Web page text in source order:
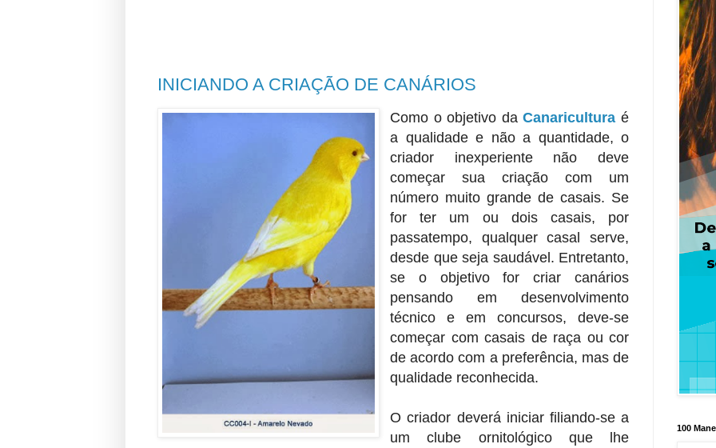
INICIANDO A CRIAÇÃO DE CANÁRIOS
Como o objetivo daCanaricultura é
a qualidade e não a quantidade, o
criador inexperiente não deve
começar sua criação com um
número muito grande de casais. Se
for ter um ou dois casais, por
passatempo, qualquer casal serve,
desde que seja saudável. Entretanto,
se o objetivo for criar canários
pensando em desenvolvimento
técnico e em concursos, deve-se
começar com casais de raça ou cor
de acordo com a preferência, mas de
qualidade reconhecida.
O criador deverá iniciar filiando-se a
um clube ornitológico que lhe
100